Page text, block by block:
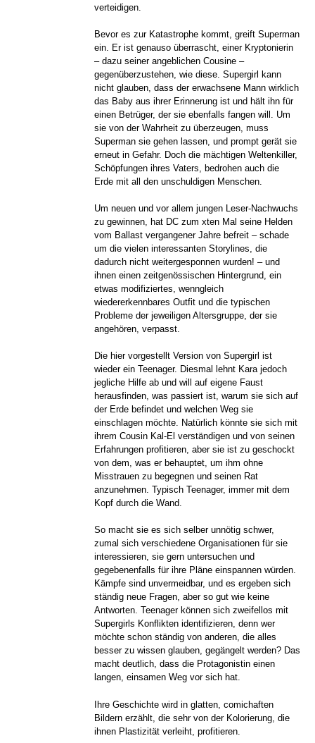
verteidigen.
Bevor es zur Katastrophe kommt, greift Superman
ein. Er ist genauso überrascht, einer Kryptonierin
– dazu seiner angeblichen Cousine –
gegenüberzustehen, wie diese. Supergirl kann
nicht glauben, dass der erwachsene Mann wirklich
das Baby aus ihrer Erinnerung ist und hält ihn für
einen Betrüger, der sie ebenfalls fangen will. Um
sie von der Wahrheit zu überzeugen, muss
Superman sie gehen lassen, und prompt gerät sie
erneut in Gefahr. Doch die mächtigen Weltenkiller,
Schöpfungen ihres Vaters, bedrohen auch die
Erde mit all den unschuldigen Menschen.
Um neuen und vor allem jungen Leser-Nachwuchs
zu gewinnen, hat DC zum xten Mal seine Helden
vom Ballast vergangener Jahre befreit – schade
um die vielen interessanten Storylines, die
dadurch nicht weitergesponnen wurden! – und
ihnen einen zeitgenössischen Hintergrund, ein
etwas modifiziertes, wenngleich
wiedererkennbares Outfit und die typischen
Probleme der jeweiligen Altersgruppe, der sie
angehören, verpasst.
Die hier vorgestellt Version von Supergirl ist
wieder ein Teenager. Diesmal lehnt Kara jedoch
jegliche Hilfe ab und will auf eigene Faust
herausfinden, was passiert ist, warum sie sich auf
der Erde befindet und welchen Weg sie
einschlagen möchte. Natürlich könnte sie sich mit
ihrem Cousin Kal-El verständigen und von seinen
Erfahrungen profitieren, aber sie ist zu geschockt
von dem, was er behauptet, um ihm ohne
Misstrauen zu begegnen und seinen Rat
anzunehmen. Typisch Teenager, immer mit dem
Kopf durch die Wand.
So macht sie es sich selber unnötig schwer,
zumal sich verschiedene Organisationen für sie
interessieren, sie gern untersuchen und
gegebenenfalls für ihre Pläne einspannen würden.
Kämpfe sind unvermeidbar, und es ergeben sich
ständig neue Fragen, aber so gut wie keine
Antworten. Teenager können sich zweifellos mit
Supergirls Konflikten identifizieren, denn wer
möchte schon ständig von anderen, die alles
besser zu wissen glauben, gegängelt werden? Das
macht deutlich, dass die Protagonistin einen
langen, einsamen Weg vor sich hat.
Ihre Geschichte wird in glatten, comichaften
Bildern erzählt, die sehr von der Kolorierung, die
ihnen Plastizität verleiht, profitieren.